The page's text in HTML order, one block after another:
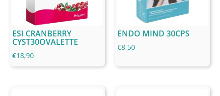
ESI CRANBERRY
CYST30OVALETTE
€18,90
ENDO MIND 30CPS
€8,50